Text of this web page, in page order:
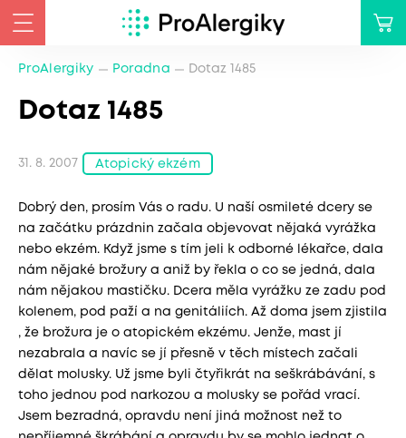
ProAlergiky Poradna Dotaz 1485
Dotaz 1485
31. 8. 2007 Atopický ekzém
Dobrý den, prosím Vás o radu. U naší osmileté dcery se
na začátku prázdnin začala objevovat nějaká vyrážka
nebo ekzém. Když jsme s tím jeli k odborné lékařce, dala
nám nějaké brožury a aniž by řekla o co se jedná, dala
nám nějakou mastičku. Dcera měla vyrážku ze zadu pod
kolenem, pod paží a na genitáliích. Až doma jsem zjistila
, že brožura je o atopickém ekzému. Jenže, mast jí
nezabrala a navíc se jí přesně v těch místech začali
dělat molusky. Už jsme byli čtyřikrát na seškrábávání, s
toho jednou pod narkozou a molusky se pořád vrací.
Jsem bezradná, opravdu není jiná možnost než to